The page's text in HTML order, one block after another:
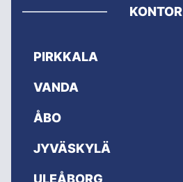
KONTOR
PIRKKALA
VANDA
ÅBO
JYVÄSKYLÄ
ULEÅBORG